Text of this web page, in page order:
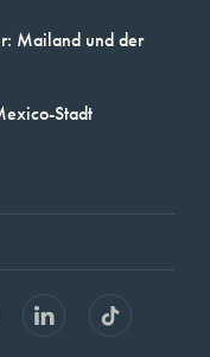
Mailand und der
Stadt